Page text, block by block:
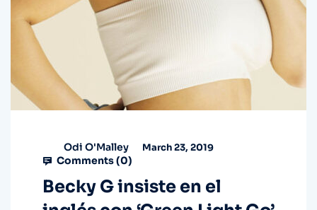
Odi O'Malley March 23, 2019
Comments (0)
Becky G insiste en el